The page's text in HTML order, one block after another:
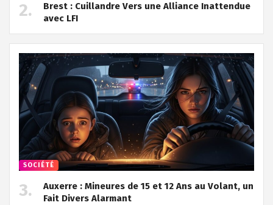
Brest : Cuillandre Vers une Alliance Inattendue
avec LFI
SOCIÉTÉ
Auxerre : Mineures de 15 et 12 Ans au Volant, un
Fait Divers Alarmant